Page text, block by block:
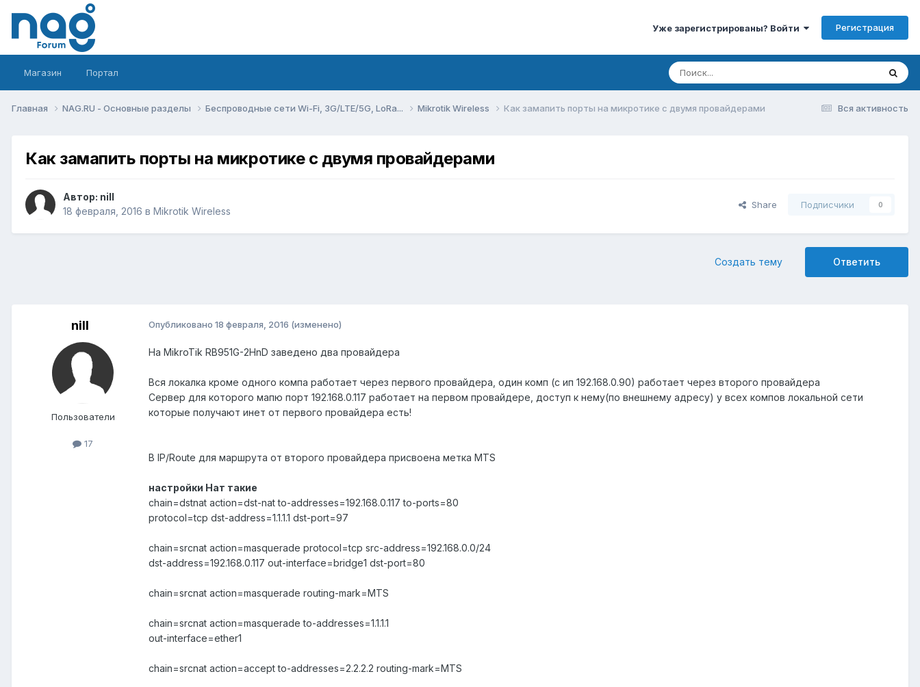
Уже зарегистрированы? Войти Регистрация
Магазин Портал
Вся активность
Главная NAG.RU - Основные разделы Беспроводные сети Wi-Fi, 3G/LTE/5G, LoRa... Mikrotik Wireless Как замапить порты на микротике с двумя провайдерами
Как замапить порты на микротике с двумя провайдерами
Автор: nill
18 февраля, 2016 в Mikrotik Wireless
Share Подписчики 0
Ответить
Создать тему
nill
Пользователи
17
Опубликовано 18 февраля, 2016 (изменено)
На MikroTik RB951G-2HnD заведено два провайдера
Вся локалка кроме одного компа работает через первого провайдера, один комп (с ип 192.168.0.90) работает через второго провайдера
Сервер для которого мапю порт 192.168.0.117 работает на первом провайдере, доступ к нему(по внешнему адресу) у всех компов локальной сети
которые получают инет от первого провайдера есть!
В IP/Route для маршрута от второго провайдера присвоена метка MTS
настройки Нат такие
chain=dstnat action=dst-nat to-addresses=192.168.0.117 to-ports=80
protocol=tcp dst-address=1.1.1.1 dst-port=97
chain=srcnat action=masquerade protocol=tcp src-address=192.168.0.0/24
dst-address=192.168.0.117 out-interface=bridge1 dst-port=80
chain=srcnat action=masquerade routing-mark=MTS
chain=srcnat action=masquerade to-addresses=1.1.1.1
out-interface=ether1
chain=srcnat action=accept to-addresses=2.2.2.2 routing-mark=MTS